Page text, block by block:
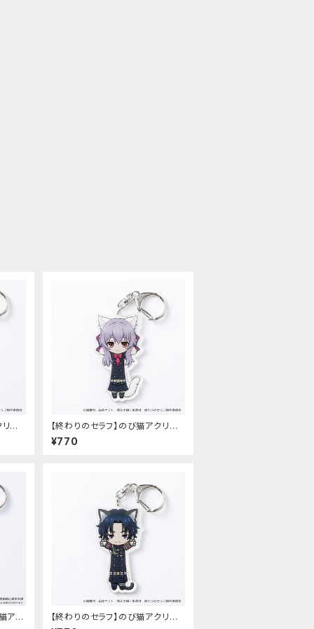
ル
【終わりのセラフ】のび猫アクリル
キーホルダー（柊シノア）
¥770
アク
【終わりのセラフ】のび猫アクリル